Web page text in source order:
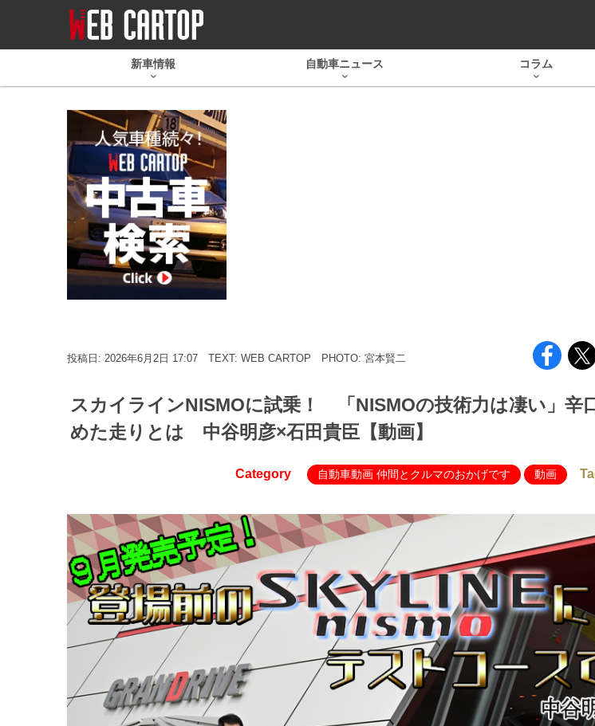
新車情報 自動車ニュース コラム
投稿日: 2026年6月2日 17:07 TEXT: WEB CARTOP PHOTO: 宮本賢二
スカイラインNISMOに試乗！ 「NISMOの技術力は凄い」辛
めた走りとは 中谷明彦×石田貴臣【動画】
Category 自動車動画 仲間とクルマのおかげです 動画